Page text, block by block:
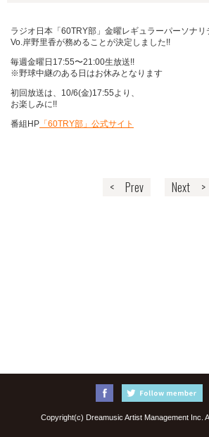
ラジオ日本「60TRY部」金曜レギュラーパーソナリ
Vo.岸野里香が務めることが決定しました!!
毎週金曜日17:55〜21:00生放送!!
※野球中継のある日はお休みとなります
初回放送は、10/6(金)17:55より、
お楽しみに!!
番組HP 「60TRY部」公式サイト
< Prev Next >
Copyright(c) Dreamusic Artist Management Inc.